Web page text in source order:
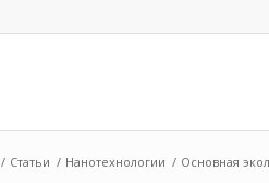
/ Статьи / Нанотехнологии / Основная